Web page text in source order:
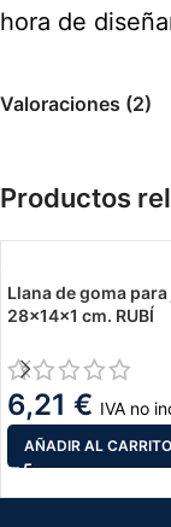
hora de
Valoraciones (2)
Productos
Llana de goma para
28x14x1 cm. RUBÍ
6,21 € IVA no
AÑADIR AL CARRITO